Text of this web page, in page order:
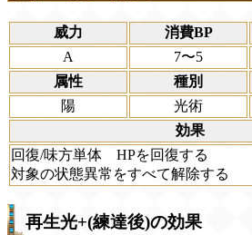
威力 消費BP
A
7〜5
属性
種別
陽
光術
効果
回復/味方単体 HPを回復する
対象の状態異常をすべて解除する
再生光+(練達後)の効果